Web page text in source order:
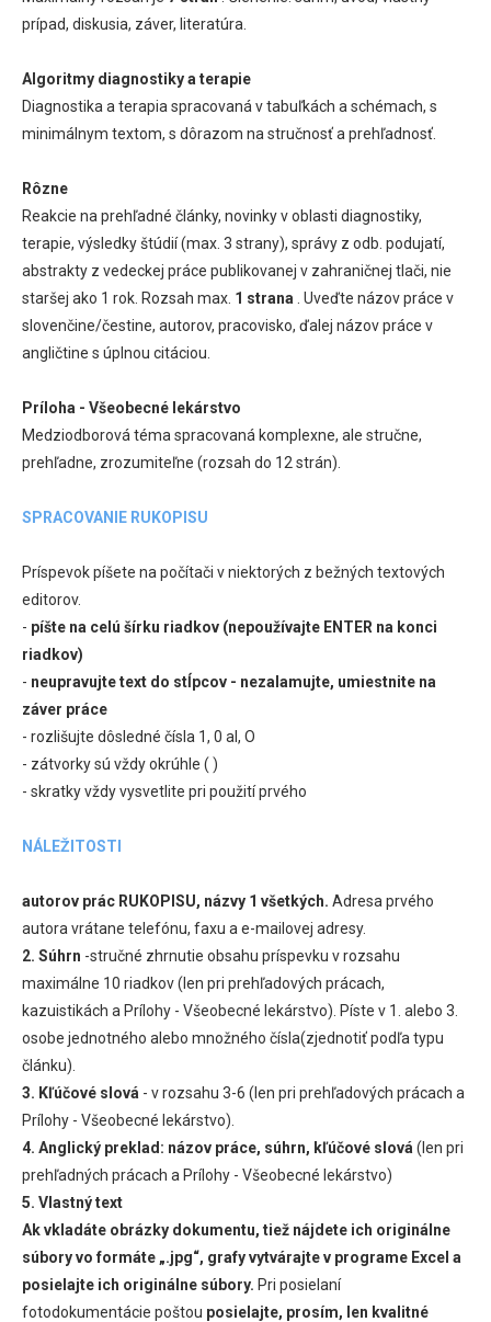
prípad, diskusia, záver, literatúra.
Algoritmy diagnostiky a terapie
Diagnostika a terapia spracovaná v tabuľkách a schémach, s
minimálnym textom, s dôrazom na stručnosť a prehľadnosť.
Rôzne
Reakcie na prehľadné články, novinky v oblasti diagnostiky,
terapie, výsledky štúdií (max. 3 strany), správy z odb. podujatí,
abstrakty z vedeckej práce publikovanej v zahraničnej tlači, nie
staršej ako 1 rok. Rozsah max. 1 strana . Uveďte názov práce v
slovenčine/čestine, autorov, pracovisko, ďalej názov práce v
angličtine s úplnou citáciou.
Príloha - Všeobecné lekárstvo
Medziodborová téma spracovaná komplexne, ale stručne,
prehľadne, zrozumiteľne (rozsah do 12 strán).
SPRACOVANIE RUKOPISU
Príspevok píšete na počítači v niektorých z bežných textových
editorov.
- píšte na celú šírku riadkov (nepoužívajte ENTER na konci
riadkov)
- neupravujte text do stĺpcov - nezalamujte, umiestnite na
záver práce
- rozlišujte dôsledné čísla 1, 0 al, O
- zátvorky sú vždy okrúhle ( )
- skratky vždy vysvetlite pri použití prvého
NÁLEŽITOSTI
autorov prác RUKOPISU, názvy 1 všetkých. Adresa prvého
autora vrátane telefónu, faxu a e-mailovej adresy.
2. Súhrn -stručné zhrnutie obsahu príspevku v rozsahu
maximálne 10 riadkov (len pri prehľadových prácach,
kazuistikách a Prílohy - Všeobecné lekárstvo). Píste v 1. alebo 3.
osobe jednotného alebo množného čísla(zjednotiť podľa typu
článku).
3. Kľúčové slová - v rozsahu 3-6 (len pri prehľadových prácach a
Prílohy - Všeobecné lekárstvo).
4. Anglický preklad: názov práce, súhrn, kľúčové slová (len pri
prehľadných prácach a Prílohy - Všeobecné lekárstvo)
5. Vlastný text
Ak vkladáte obrázky dokumentu, tiež nájdete ich originálne
súbory vo formáte „.jpg“, grafy vytvárajte v programe Excel a
posielajte ich originálne súbory. Pri posielaní
fotodokumentácie poštou posielajte, prosím, len kvalitné